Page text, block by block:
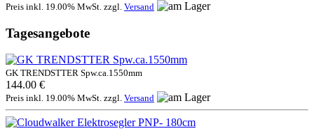
Preis inkl. 19.00% MwSt. zzgl. Versand
Tagesangebote
GK TRENDSTTER Spw.ca.1550mm
144.00 €
Preis inkl. 19.00% MwSt. zzgl. Versand